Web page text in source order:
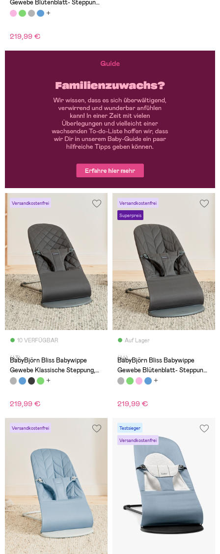
Gewebe Blütenblatt- Steppung,
Altrosa
219,99 €
Versandkostenfrei
10 VERFÜGBAR
(43)
BabyBjörn Bliss Babywippe
Gewebe Klassische Steppung,
Anthrazitgrau
219,99 €
Versandkostenfrei
Superpreis
Auf Lager
(44)
BabyBjörn Bliss Babywippe
Gewebe Blütenblatt- Steppung,
Anthrazitgrau
219,99 €
Versandkostenfrei Testsieger
Versandkostenfrei